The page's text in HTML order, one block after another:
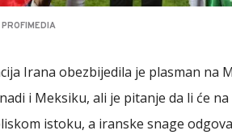
Irana obezbijedila je plasman na
i Meksiku, ali je pitanje da li će
istoku, a iranske snage